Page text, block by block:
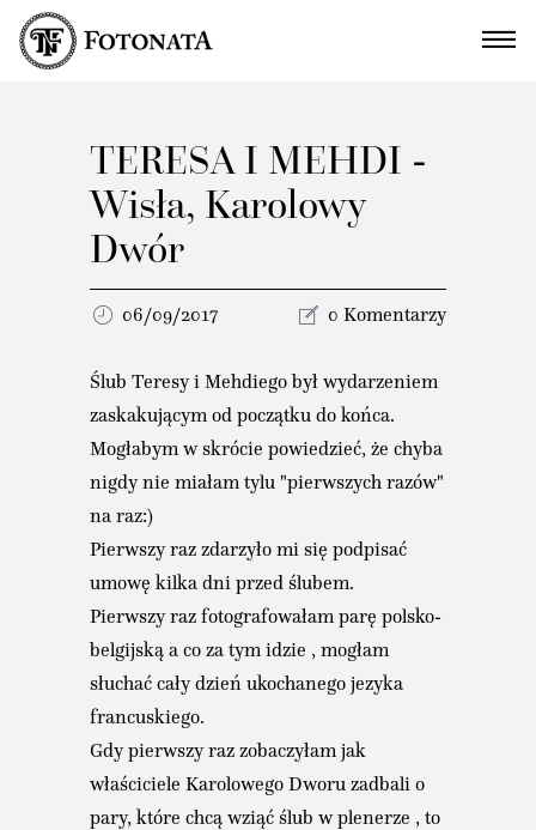
TERESA I MEHDI -
Wisła, Karolowy
Dwór
06/09/2017 0 Komentarzy
Ślub Teresy i Mehdiego był wydarzeniem
zaskakującym od początku do końca.
Mogłabym w skrócie powiedzieć, że chyba
nigdy nie miałam tylu "pierwszych razów"
na raz:)
Pierwszy raz zdarzyło mi się podpisać
umowę kilka dni przed ślubem.
Pierwszy raz fotografowałam parę polsko-
belgijską a co za tym idzie , mogłam
słuchać cały dzień ukochanego jezyka
francuskiego.
Gdy pierwszy raz zobaczyłam jak
właściciele Karolowego Dworu zadbali o
pary, które chcą wziąć ślub w plenerze , to